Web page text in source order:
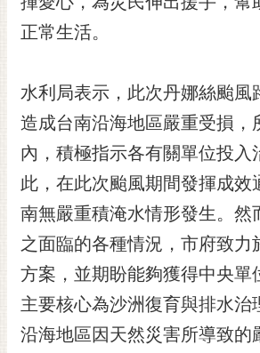
正常生活。
水利局表示，此次丹娜絲颱風
造成台南沿海地區嚴重受損，
內，積極指示各有關單位投入
此，在此次颱風期間發揮成效
南無嚴重積淹水情形發生。然
之面臨的各種情況，市府致力
方案，並期盼能夠獲得中央單
主要核心為沙洲復育與排水治
沿海地區因天然災害所導致的